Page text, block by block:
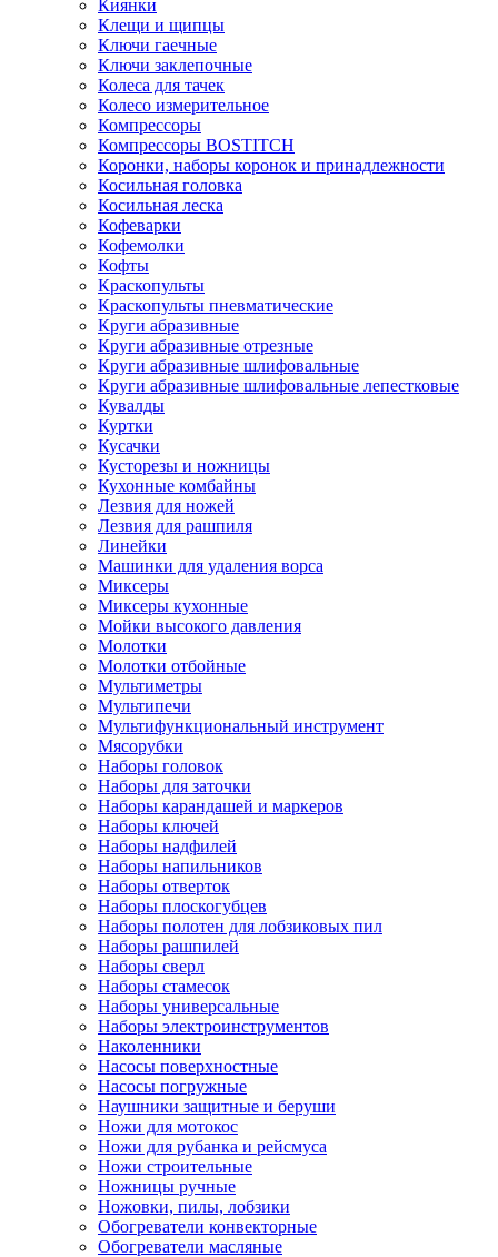
Киянки
Клещи и щипцы
Ключи гаечные
Ключи заклепочные
Колеса для тачек
Колесо измерительное
Компрессоры
Компрессоры BOSTITCH
Коронки, наборы коронок и принадлежности
Косильная головка
Косильная леска
Кофеварки
Кофемолки
Кофты
Краскопульты
Краскопульты пневматические
Круги абразивные
Круги абразивные отрезные
Круги абразивные шлифовальные
Круги абразивные шлифовальные лепестковые
Кувалды
Куртки
Кусачки
Кусторезы и ножницы
Кухонные комбайны
Лезвия для ножей
Лезвия для рашпиля
Линейки
Машинки для удаления ворса
Миксеры
Миксеры кухонные
Мойки высокого давления
Молотки
Молотки отбойные
Мультиметры
Мультипечи
Мультифункциональный инструмент
Мясорубки
Наборы головок
Наборы для заточки
Наборы карандашей и маркеров
Наборы ключей
Наборы надфилей
Наборы напильников
Наборы отверток
Наборы плоскогубцев
Наборы полотен для лобзиковых пил
Наборы рашпилей
Наборы сверл
Наборы стамесок
Наборы универсальные
Наборы электроинструментов
Наколенники
Насосы поверхностные
Насосы погружные
Наушники защитные и беруши
Ножи для мотокос
Ножи для рубанка и рейсмуса
Ножи строительные
Ножницы ручные
Ножовки, пилы, лобзики
Обогреватели конвекторные
Обогреватели масляные